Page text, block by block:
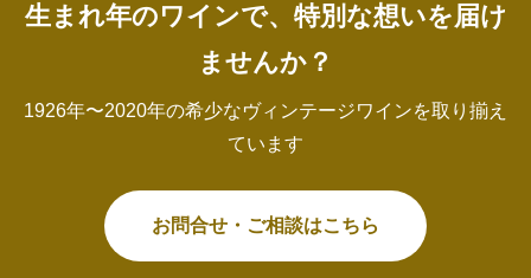
生まれ年のワインで、特別な想いを届け
ませんか？
1926年〜2020年の希少なヴィンテージワインを取り揃え
ています
お問合せ・ご相談はこちら